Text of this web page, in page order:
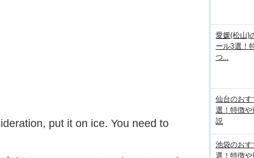
put it on ice. You need to
愛媛(松山)
ール3選！
つ...
仙台のお
選！特徴
説
池袋のお
選！特徴